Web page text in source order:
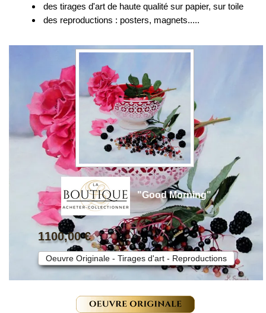
des tirages d'art de haute qualité sur papier, sur toile
des reproductions : posters, magnets.....
"Good Morning"
1100,00 €
Oeuvre Originale - Tirages d'art - Reproductions